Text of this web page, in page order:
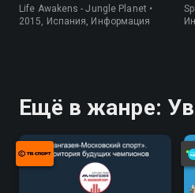
Life Awakens - Jungle Planet •
2015, Испания, Информация
Ещё в жанре: